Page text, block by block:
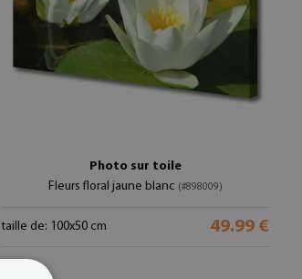
Photo sur toile
Fleurs floral jaune blanc (#898009)
taille de: 100x50 cm 49.99 €